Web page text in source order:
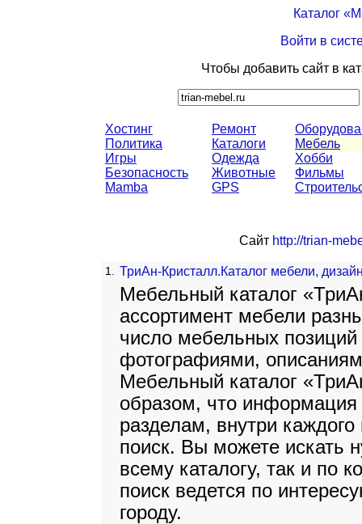
Каталог
Войти в
Чтобы добавить сайт в
Хостинг
Политика
Игры
Безопасность
Mamba
Ремонт
Каталоги
Одежда
Животные
GPS
Мебель
Хобби
Фильмы
Сайт http://trian-
1. ТриАн-Кристалл.Каталог мебели,
Мебельный каталог
ассортимент мебели
число мебельных
фотографиями,
Мебельный каталог
образом, что
разделам, внутри
поиск. Вы можете искать
всему каталогу, так и по
поиск ведется по
городу.